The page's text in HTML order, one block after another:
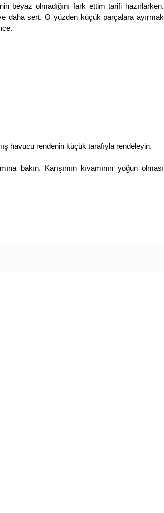
beyaz olmadığını fark ettim tarifi hazırlarken.
daha sert. O yüzden küçük parçalara ayırmak
havucu rendenin küçük tarafıyla rendeleyin.
bakın. Karışımın kıvamının yoğun olması